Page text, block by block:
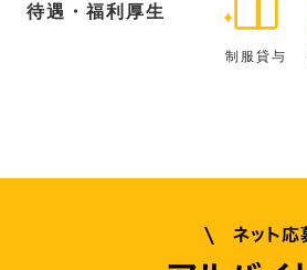
待遇・福利厚生
制服貸与